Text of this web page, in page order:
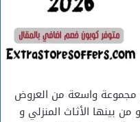
واسعة من العروض
بينها الأثاث المنزلي و